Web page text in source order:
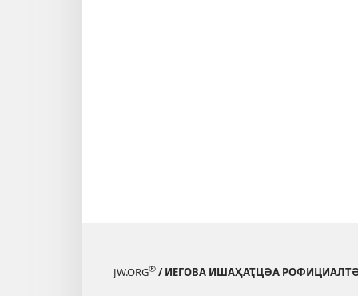
JW.ORG® / ИЕГОВА ИШАҲАҬЦӘА